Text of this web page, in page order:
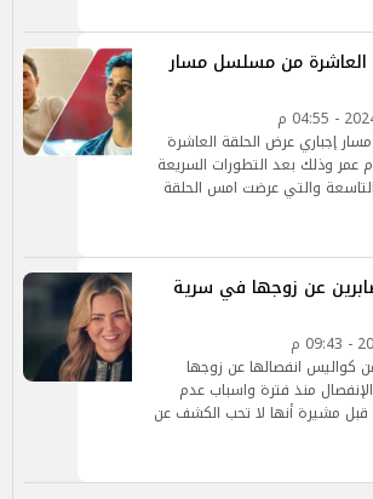
من مسلسل مسار
إجباري عرض الحلقة العاشرة
عمر وذلك بعد التطورات السريعة
والتي عرضت امس الحلقة
عن زوجها في سرية
كواليس انفصالها عن زوجها
منذ فترة واسباب عدم
قبل مشيرة أنها لا تحب الكشف عن